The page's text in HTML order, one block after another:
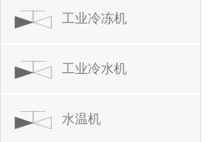
工业冷冻机
工业冷水机
水温机